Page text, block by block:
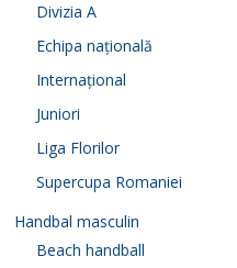
Divizia A
Echipa națională
Internațional
Juniori
Liga Florilor
Supercupa Romaniei
Handbal masculin
Beach handball